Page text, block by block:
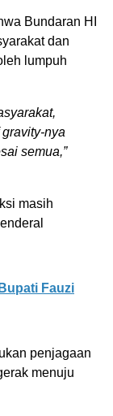
Bundaran HI
dan
lumpuh
nya
semua,”
masih
Fauzi
penjagaan
menuju